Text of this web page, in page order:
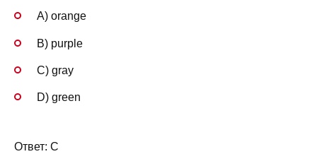
A) orange
B) purple
C) gray
D) green
Ответ: C